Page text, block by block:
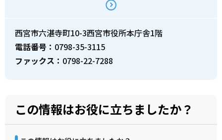
西宮市六湛寺町10-3西宮市役所本庁舎1階
電話番号： 0798-35-3115
ファックス： 0798-22-7288
この情報はお役に立ちましたか？